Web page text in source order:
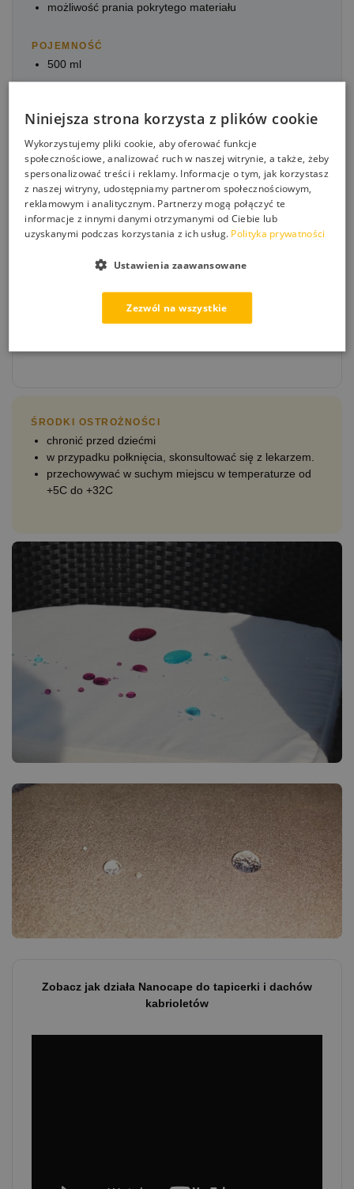
możliwość prania pokrytego materiału
POJEMNOŚĆ
500 ml
SPOSÓB UŻYCIA
Materiał, na którym chcemy użyć preparatu, powinien
być dokładnie oczyszczony, odpylony i odtłuszczony.
Zwiększy to okres trwałości preparatu i jego
efektywność.
Optymalną temperaturą dla zastosowania nanocape
do +40C.
Równomiernie nanieść preparat na powierzchnię i
rozprowadzić ściereczką lub gąbką.
Pozostawić do wyschnięcia i chronić przed wilgocią
ŚRODKI OSTROŻNOŚCI
chronić przed dziećmi
w przypadku połknięcia, skonsultować się z lekarzem.
przechowywać w suchym miejscu w temperaturze od
+5C do +32C
Zobacz jak działa Nanocape do tapicerki i dachów
kabrioletów
Niniejsza strona korzysta z plików cookie
Wykorzystujemy pliki cookie, aby oferować funkcje
społecznościowe, analizować ruch w naszej witrynie, a także, żeby
spersonalizować treści i reklamy. Informacje o tym, jak korzystasz
z naszej witryny, udostępniamy partnerom społecznościowym,
reklamowym i analitycznym. Partnerzy mogą połączyć te
informacje z innymi danymi otrzymanymi od Ciebie lub
uzyskanymi podczas korzystania z ich usług. Polityka prywatności
Zezwól na wszystkie
Ustawienia zaawansowane